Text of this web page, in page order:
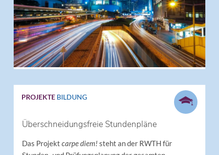
PROJEKTE BILDUNG
Überschneidungsfreie Stundenpläne
Das Projekt carpe diem! steht an der RWTH für